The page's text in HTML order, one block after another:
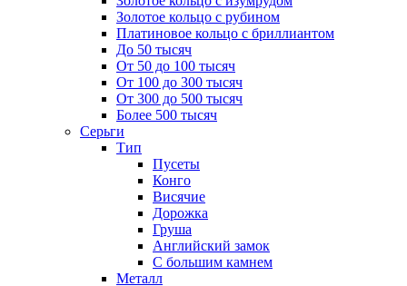
Золотое кольцо с рубином
Платиновое кольцо с бриллиантом
До 50 тысяч
От 50 до 100 тысяч
От 100 до 300 тысяч
От 300 до 500 тысяч
Более 500 тысяч
Серьги
Тип
Пусеты
Конго
Висячие
Дорожка
Груша
Английский замок
С большим камнем
Металл